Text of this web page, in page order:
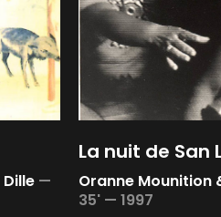
—
La nuit de San
Oranne Mounition
35' —1997